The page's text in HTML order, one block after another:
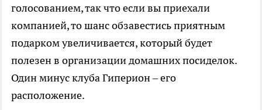
голосованием, так что если вы приехали
компанией, то шанс обзавестись приятным
подарком увеличивается, который будет
полезен в организации домашних посиделок.
Один минус клуба Гиперион – его
расположение.